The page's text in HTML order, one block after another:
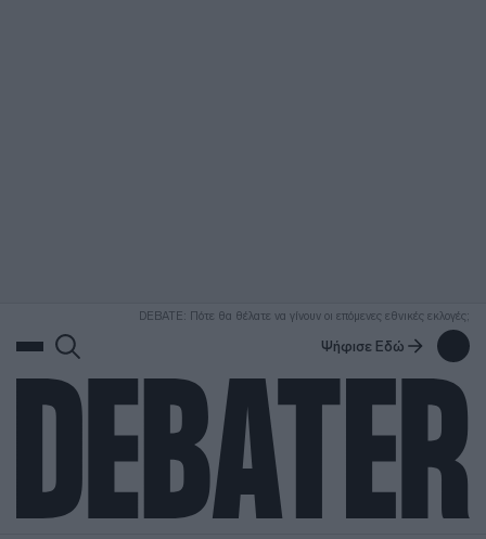
DEBATE: Πότε θα θέλατε να γίνουν οι επόμενες εθνικές εκλογές;
Ψήφισε Εδώ